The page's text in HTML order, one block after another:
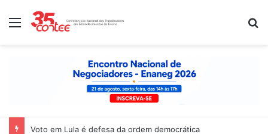
Menu
Voto em Lula é defesa da ordem democrática